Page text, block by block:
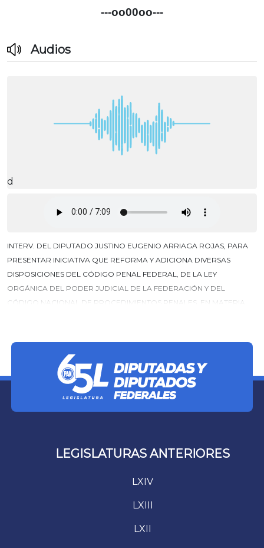
---oo00oo---
Audios
d
INTERV. DEL DIPUTADO JUSTINO EUGENIO ARRIAGA ROJAS, PARA
PRESENTAR INICIATIVA QUE REFORMA Y ADICIONA DIVERSAS
DISPOSICIONES DEL CÓDIGO PENAL FEDERAL, DE LA LEY
ORGÁNICA DEL PODER JUDICIAL DE LA FEDERACIÓN Y DEL
CÓDIGO NACIONAL DE PROCEDIMIENTOS PENALES, EN MATERIA
IMPRENTA, DURANTE SESIÓN ORDINARIA DE LA CÁMARA DE
LEGISLATURAS ANTERIORES
LXIV
LXIII
LXII